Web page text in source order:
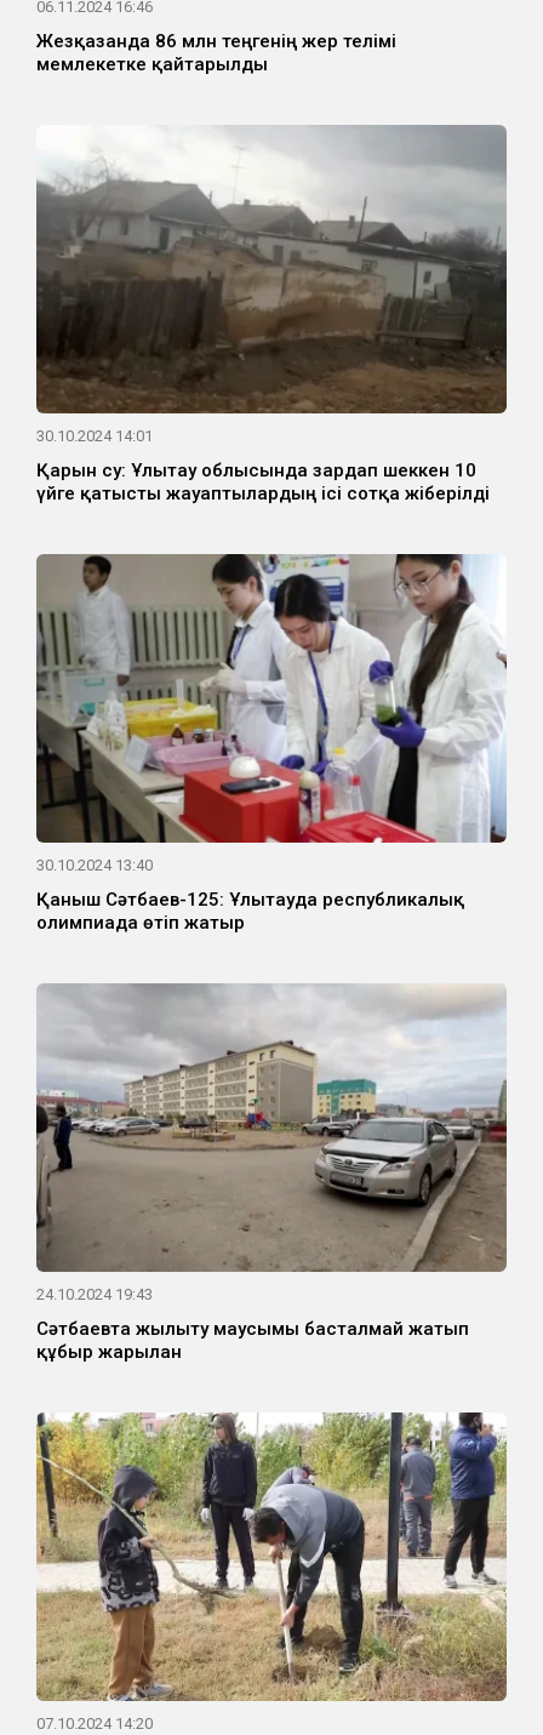
06.11.2024 16:46
Жезқазғанда 86 млн теңгенің жер телімі
мемлекетке қайтарылды
30.10.2024 14:01
Қарғын су: Ұлытау облысында зардап шеккен 10
үйге қатысты жауаптылардың ісі сотқа жіберілді
30.10.2024 13:40
Қаныш Сәтбаев-125: Ұлытауда республикалық
олимпиада өтіп жатыр
24.10.2024 19:43
Сәтбаевта жылыту маусымы басталмай жатып
құбыр жарылған
07.10.2024 14:20